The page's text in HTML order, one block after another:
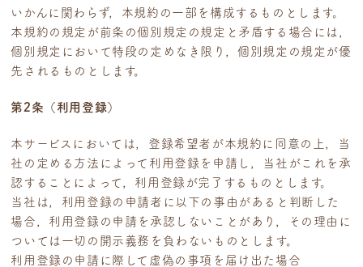
いかんに関わらず，本規約の一部を構成するものとします。
本規約の規定が前条の個別規定の規定と矛盾する場合には，
個別規定において特段の定めなき限り，個別規定の規定が優
先されるものとします。
第2条（利用登録）
本サービスにおいては，登録希望者が本規約に同意の上，当
社の定める方法によって利用登録を申請し，当社がこれを承
認することによって，利用登録が完了するものとします。
当社は，利用登録の申請者に以下の事由があると判断した
場合，利用登録の申請を承認しないことがあり，その理由に
ついては一切の開示義務を負わないものとします。
利用登録の申請に際して虚偽の事項を届け出た場合